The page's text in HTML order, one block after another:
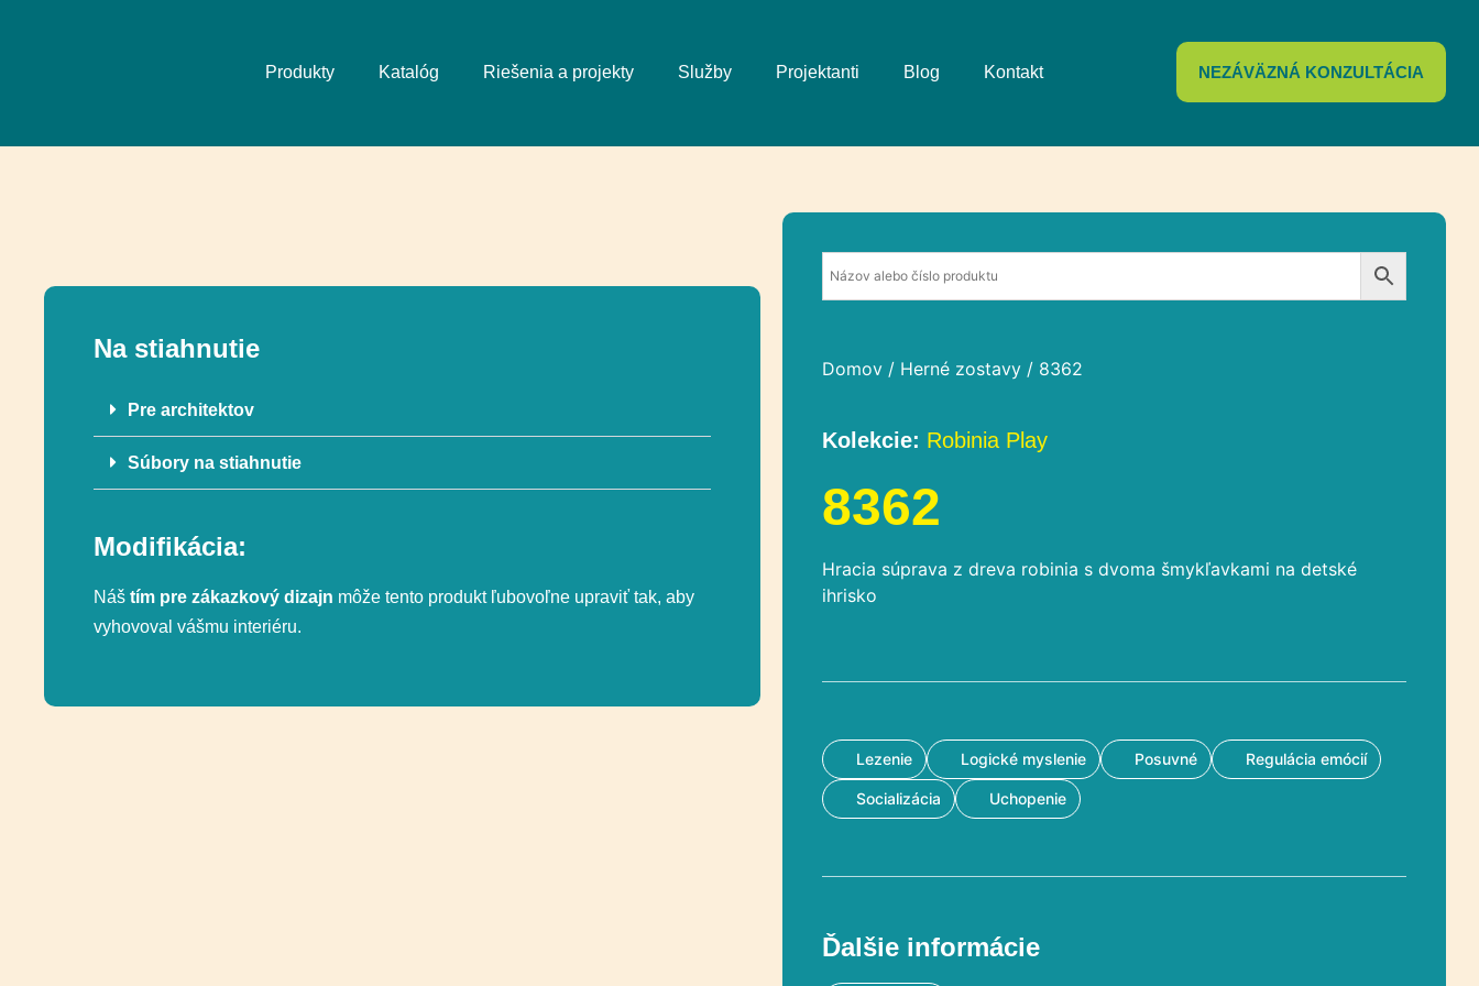
Produkty Katalóg Riešenia a projekty Služby Projektanti Blog Kontakt NEZÁVÄZNÁ KONZULTÁCIA
Na stiahnutie
Pre architektov
Súbory na stiahnutie
Modifikácia:
Náš tím pre zákazkový dizajn môže tento produkt ľubovoľne upraviť tak, aby
vyhovoval vášmu interiéru.
Domov/ Herné zostavy/ 8362
Kolekcie: Robinia Play
8362
Hracia súprava z dreva robinia s dvoma šmykľavkami na detské
ihrisko
Lezenie Logické myslenie Posuvné Regulácia emócií
Socializácia Uchopenie
Ďalšie informácie